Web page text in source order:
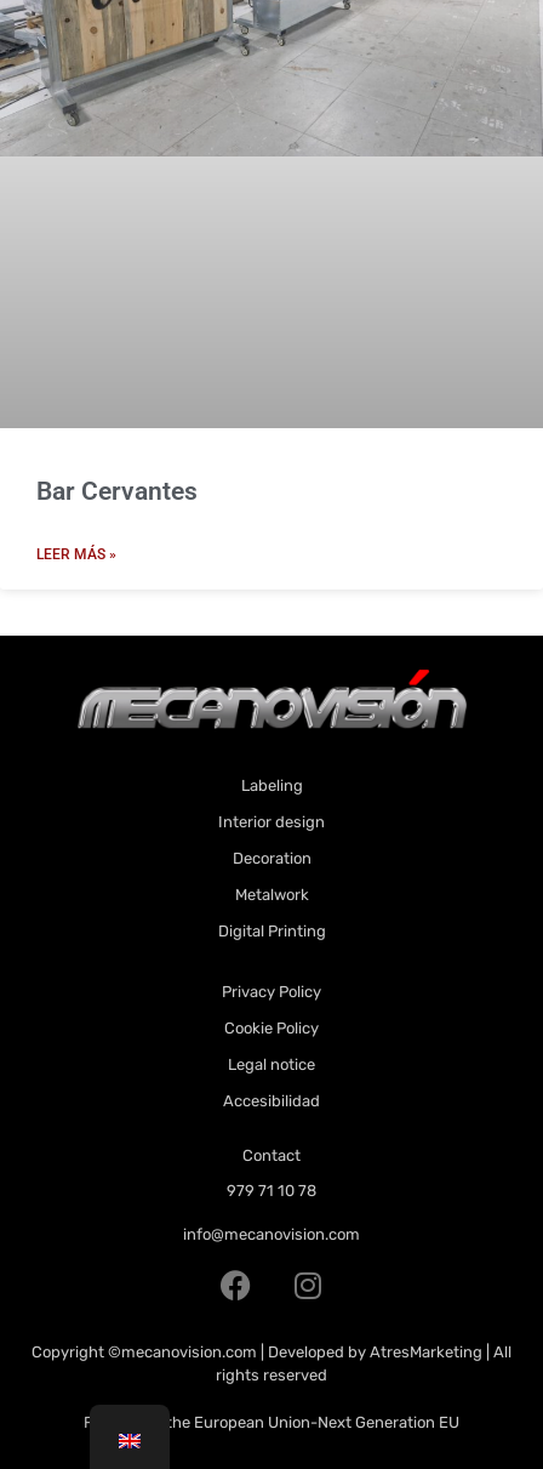
Bar Cervantes
LEER MÁS »
Labeling
Interior design
Decoration
Metalwork
Digital Printing
Privacy Policy
Cookie Policy
Legal notice
Accesibilidad
Contact
979 71 10 78
info@mecanovision.com
Copyright ©mecanovision.com | Developed by AtresMarketing | All
rights reserved
Funded by the European Union-Next Generation EU